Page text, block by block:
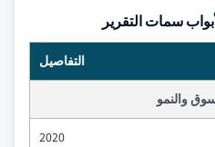
سمات التقرير
التفاصيل
والنمو
2020